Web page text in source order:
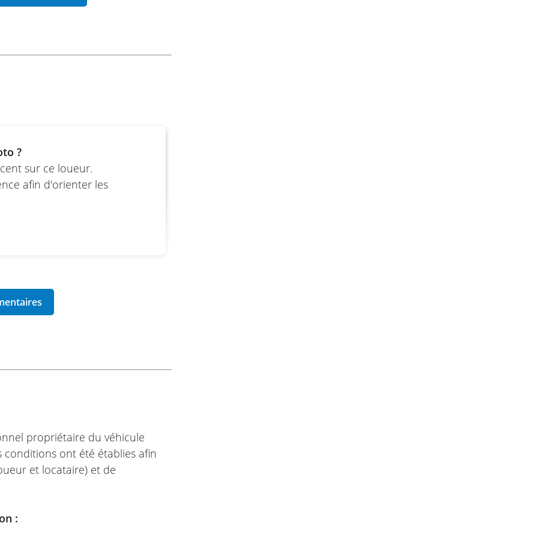
deb 150mm
sur ce loueur.
?
afin d'orienter les
propriétaire du véhicule
ont été établies afin
et locataire) et de
: